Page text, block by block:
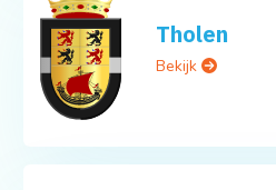
Tholen
Bekijk